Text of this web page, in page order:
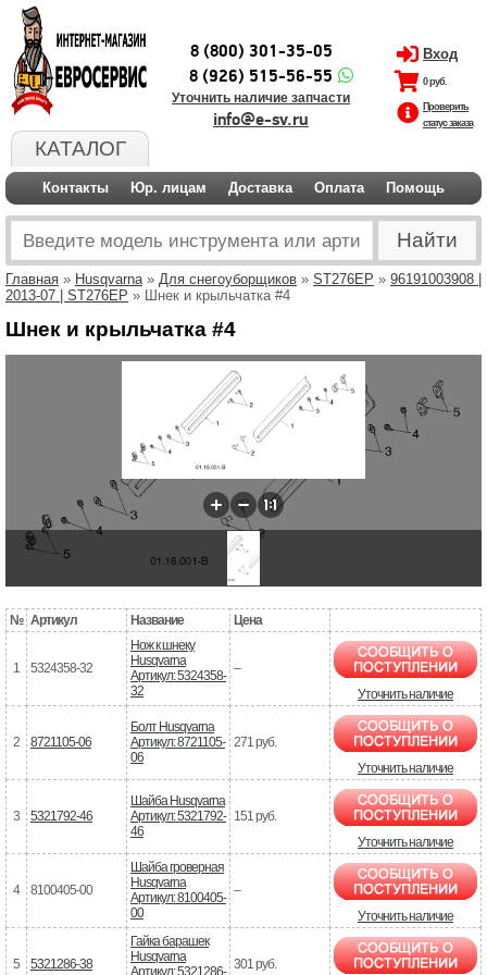
КАТАЛОГ
8 (800) 301-35-05
8 (926) 515-56-55
Уточнить наличие запчасти
info@e-sv.ru
Вход
0 руб.
Проверить
статус заказа
Контакты Юр. лицам Доставка Оплата Помощь
Главная » Husqvarna» Для снегоуборщиков » ST276EP » 96191003908 |
2013-07 | ST276EP » Шнек и крыльчатка #4
Шнек и крыльчатка #4
№ Артикул Название Цена
1 5324358-32
Нож к шнеку
Husqvarna
Артикул: 5324358-
32
–
Уточнить наличие
2 8721105-06
Болт Husqvarna
Артикул: 8721105-
06
271 руб.
Уточнить наличие
3 5321792-46
Шайба Husqvarna
Артикул: 5321792-
46
151 руб.
Уточнить наличие
4 8100405-00
Шайба гроверная
Husqvarna
Артикул: 8100405-
00
–
Уточнить наличие
5 5321286-38
Гайка барашек
Husqvarna
301 руб.